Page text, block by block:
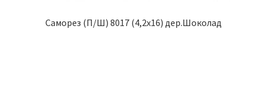
Саморез (П/Ш) 8017 (4,2х16) дер.Шоколад